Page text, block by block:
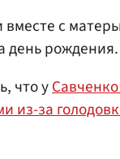
вместе с
день рождения.
что у
из-за